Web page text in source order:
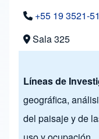
+55 19 3521-
Sala 325
Líneas de
geográfica,
del paisaje y de